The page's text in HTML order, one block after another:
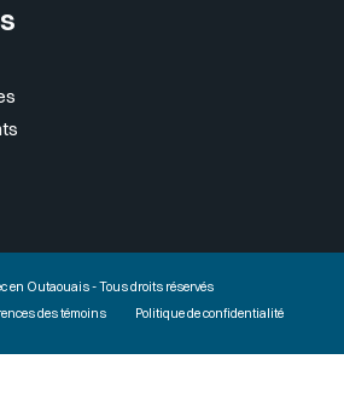
en Outaouais - Tous droits réservés
des témoins Politique de confidentialité